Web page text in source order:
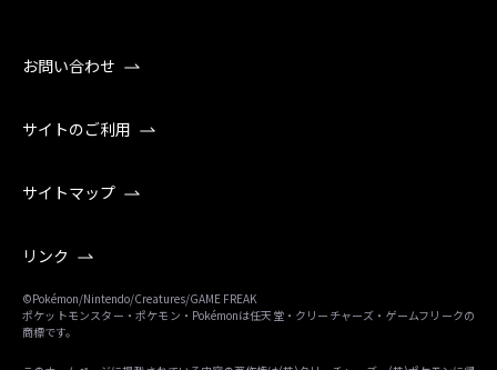
お問い合わせ
サイトのご利用
サイトマップ
リンク
©Pokémon/Nintendo/Creatures/GAME FREAK
ポケットモンスター・ポケモン・Pokémonは任天堂・クリーチャーズ・ゲームフリークの
商標です。